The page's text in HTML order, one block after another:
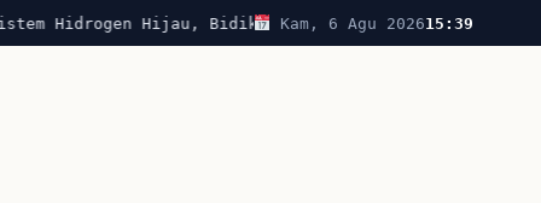
Hidrogen Hijau, Bidik Bahan Bakar Pesawat Rendah
Kam, 6 Agu 202615:39